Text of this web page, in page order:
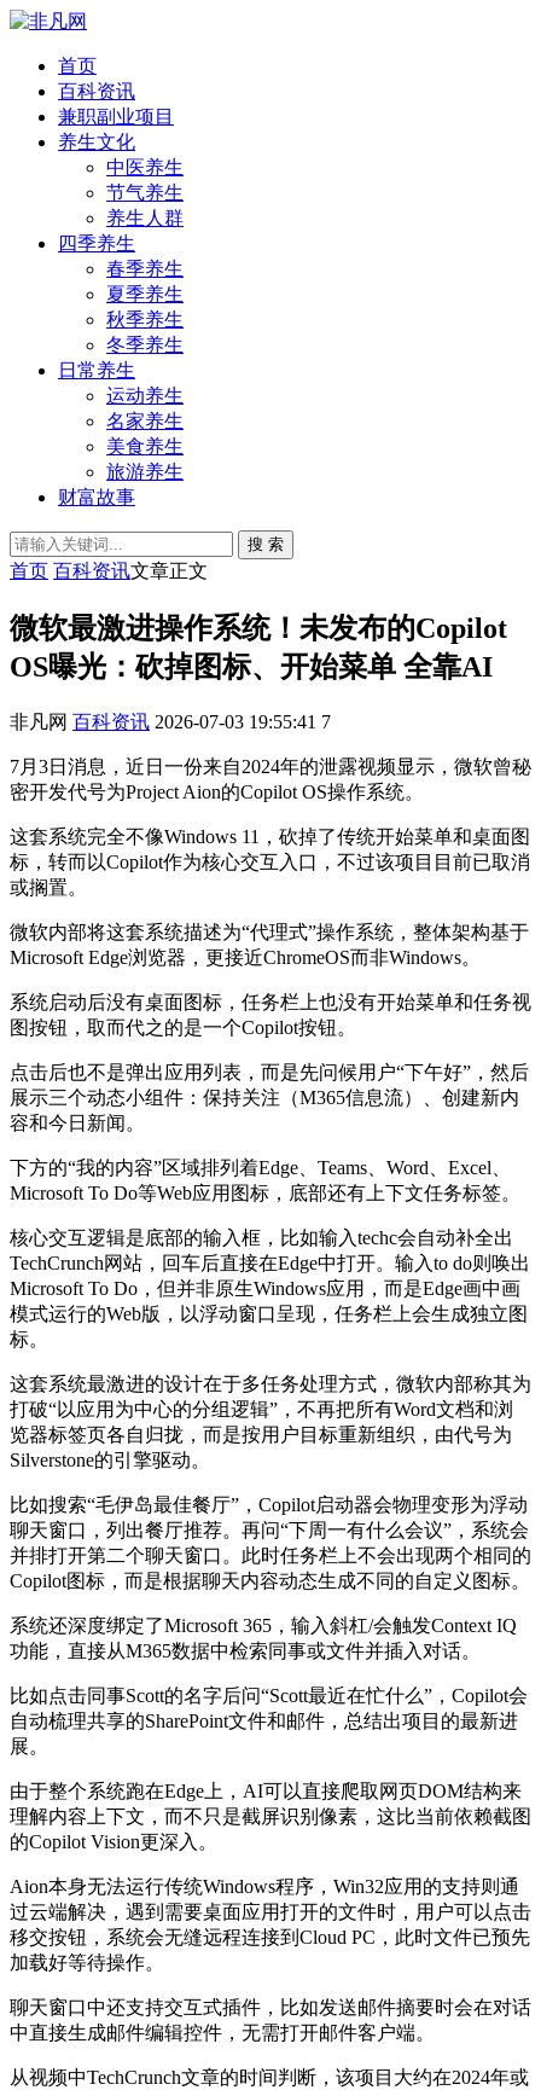
首页
百科资讯
兼职副业项目
养生文化
中医养生
节气养生
养生人群
四季养生
春季养生
夏季养生
秋季养生
冬季养生
日常养生
运动养生
名家养生
美食养生
旅游养生
财富故事
搜 索
首页 百科资讯文章正文
微软最激进操作系统！未发布的Copilot
OS曝光：砍掉图标、开始菜单 全靠AI
非凡网 百科资讯 2026-07-03 19:55:41 7
7月3日消息，近日一份来自2024年的泄露视频显示，微软曾秘
密开发代号为Project Aion的Copilot OS操作系统。
这套系统完全不像Windows 11，砍掉了传统开始菜单和桌面图
标，转而以Copilot作为核心交互入口，不过该项目目前已取消
或搁置。
微软内部将这套系统描述为“代理式”操作系统，整体架构基于
Microsoft Edge浏览器，更接近ChromeOS而非Windows。
系统启动后没有桌面图标，任务栏上也没有开始菜单和任务视
图按钮，取而代之的是一个Copilot按钮。
点击后也不是弹出应用列表，而是先问候用户“下午好”，然后
展示三个动态小组件：保持关注（M365信息流）、创建新内
容和今日新闻。
下方的“我的内容”区域排列着Edge、Teams、Word、Excel、
Microsoft To Do等Web应用图标，底部还有上下文任务标签。
核心交互逻辑是底部的输入框，比如输入techc会自动补全出
TechCrunch网站，回车后直接在Edge中打开。输入to do则唤出
Microsoft To Do，但并非原生Windows应用，而是Edge画中画
模式运行的Web版，以浮动窗口呈现，任务栏上会生成独立图
标。
这套系统最激进的设计在于多任务处理方式，微软内部称其为
打破“以应用为中心的分组逻辑”，不再把所有Word文档和浏
览器标签页各自归拢，而是按用户目标重新组织，由代号为
Silverstone的引擎驱动。
比如搜索“毛伊岛最佳餐厅”，Copilot启动器会物理变形为浮动
聊天窗口，列出餐厅推荐。再问“下周一有什么会议”，系统会
并排打开第二个聊天窗口。此时任务栏上不会出现两个相同的
Copilot图标，而是根据聊天内容动态生成不同的自定义图标。
系统还深度绑定了Microsoft 365，输入斜杠/会触发Context IQ
功能，直接从M365数据中检索同事或文件并插入对话。
比如点击同事Scott的名字后问“Scott最近在忙什么”，Copilot会
自动梳理共享的SharePoint文件和邮件，总结出项目的最新进
展。
由于整个系统跑在Edge上，AI可以直接爬取网页DOM结构来
理解内容上下文，而不只是截屏识别像素，这比当前依赖截图
的Copilot Vision更深入。
Aion本身无法运行传统Windows程序，Win32应用的支持则通
过云端解决，遇到需要桌面应用打开的文件时，用户可以点击
移交按钮，系统会无缝远程连接到Cloud PC，此时文件已预先
加载好等待操作。
聊天窗口中还支持交互式插件，比如发送邮件摘要时会在对话
中直接生成邮件编辑控件，无需打开邮件客户端。
从视频中TechCrunch文章的时间判断，该项目大约在2024年或